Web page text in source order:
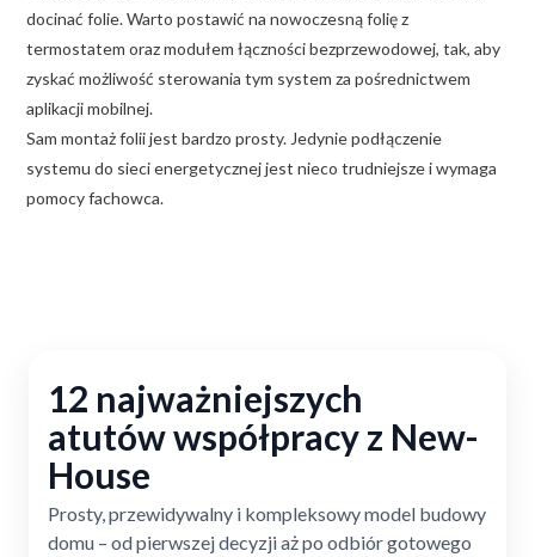
docinać folie. Warto postawić na nowoczesną folię z
termostatem oraz modułem łączności bezprzewodowej, tak, aby
zyskać możliwość sterowania tym system za pośrednictwem
aplikacji mobilnej.
Sam montaż folii jest bardzo prosty. Jedynie podłączenie
systemu do sieci energetycznej jest nieco trudniejsze i wymaga
pomocy fachowca.
12 najważniejszych
atutów współpracy z New-
House
Prosty, przewidywalny i kompleksowy model budowy
domu – od pierwszej decyzji aż po odbiór gotowego